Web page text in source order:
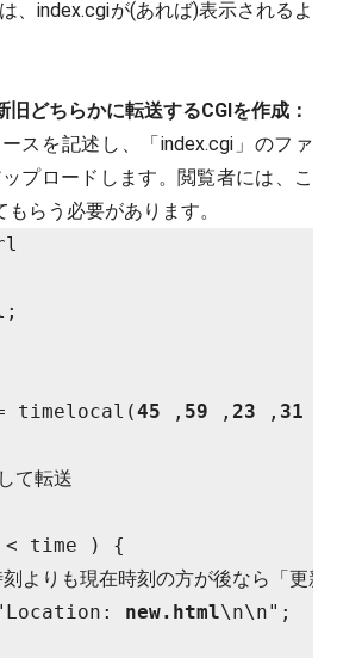
、index.cgiが(あれば)表示されるよ
旧どちらかに転送するCGIを作成：
スを記述し、「index.cgi」のファ
プロードします。閲覧者には、こ
らう必要があります。
= timelocal(45 , 59 , 23 , 31
て転送
< time ) {
new.html\n\n";